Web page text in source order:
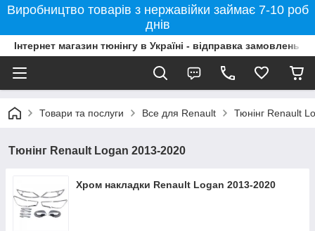
Виробництво товарів з нержавійки займає 7-10 роб
днів
Інтернет магазин тюнінгу в Україні - відправка замовлень
Товари та послуги Все для Renault Тюнінг Renault
Тюнінг Renault Logan 2013-2020
Хром накладки Renault Logan 2013-2020